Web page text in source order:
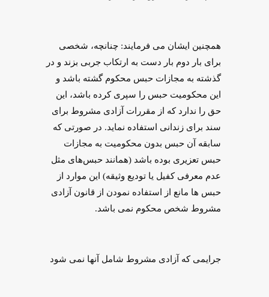
همچنین ایشان می فرمایند: چنانچه، شخصی
برای بار دوم بار دست به ارتکاب جربی بزند و در
گذشته به مجازات حبس محکوم گشته باشد و
این محکومیت حبس را سپری کرده باشد، این
حق را ندارد که از مقررات آزادی مشروط برای
سند برای زندانی استفاده نماید. در صورتی که
سابقه آن حبس بدون محکومیت به مجازات
حبس تعزیری بوده باشد (همانند حبس‌های مثل
عدم معرفی کفیل یا تودیع وثیقه‌) این موارد از
حبس ‌ها مانع از استفاده نمودن از قانون آزادی
مشروط شخص محکوم نمی باشد.
جرایمی که آزادی مشروط شامل آنها نمی شود